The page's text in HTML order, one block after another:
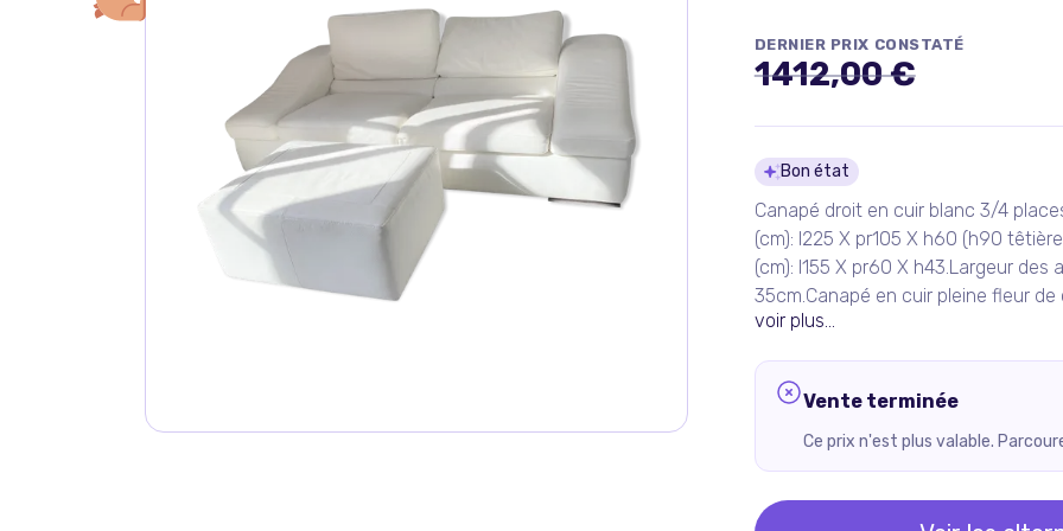
DERNIER PRIX CONSTATÉ
1412,00 €
Détails du
Bon état
Canapé droit en cuir blanc 3/4
(cm): l225 X pr105 X h60 (h90
(cm): l155 X pr60 X h43.Largeur
35cm.Canapé en cuir pleine fleur
voir plus...
Vente terminée
Ce prix n'est plus valable.